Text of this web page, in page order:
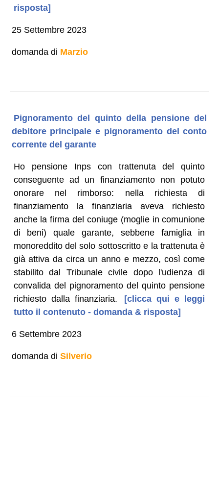
risposta]
25 Settembre 2023
domanda di Marzio
Pignoramento del quinto della pensione del
debitore principale e pignoramento del conto
corrente del garante
Ho pensione Inps con trattenuta del quinto
conseguente ad un finanziamento non potuto
onorare nel rimborso: nella richiesta di
finanziamento la finanziaria aveva richiesto
anche la firma del coniuge (moglie in comunione
di beni) quale garante, sebbene famiglia in
monoreddito del solo sottoscritto e la trattenuta è
già attiva da circa un anno e mezzo, così come
stabilito dal Tribunale civile dopo l'udienza di
convalida del pignoramento del quinto pensione
richiesto dalla finanziaria.
[clicca qui e leggi
tutto il contenuto - domanda & risposta]
6 Settembre 2023
domanda di Silverio